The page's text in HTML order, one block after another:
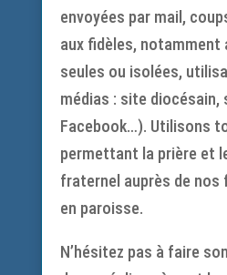
envoyées par mail,
aux fidèles, notamment
seules ou isolées,
médias : site diocésain,
Facebook…). Utilisons
permettant la prière et
fraternel auprès de
en paroisse.
N’hésitez pas à faire